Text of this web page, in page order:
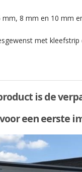
8 mm en 10 mm
met
is de
een eerste